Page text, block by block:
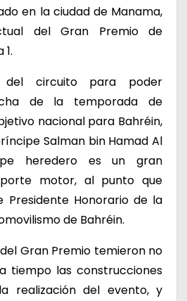
en la ciudad de Manama,
del Gran Premio de
del circuito para poder
de la temporada de
nacional para Bahréin,
Salman bin Hamad Al
heredero es un gran
motor, al punto que
Presidente Honorario de la
de Bahréin.
Gran Premio temieron no
tiempo las construcciones
realización del evento, y